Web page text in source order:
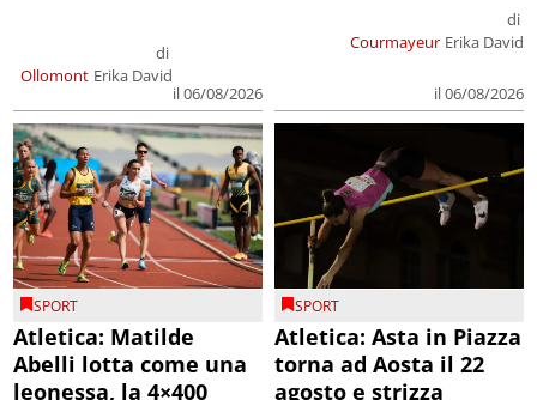
Ollomont
di
Erika David
il 06/08/2026
Courmayeur
di
Erika David
il 06/08/2026
SPORT
Atletica: Matilde
Abelli lotta come una
leonessa, la 4×400
SPORT
Atletica: Asta in Piazza
torna ad Aosta il 22
agosto e strizza